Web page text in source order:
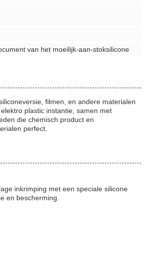
van het moeilijk-aan-stoksilicone
filmen, en andere materialen
plastic instantie, samen met
die chemisch product en
perfect.
inkrimping met een speciale silicone
en bescherming.